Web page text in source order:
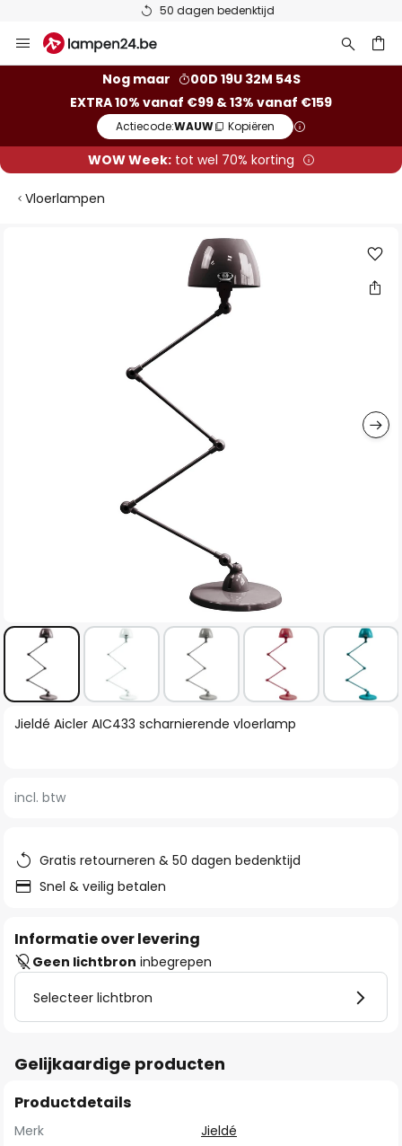
50 dagen bedenktijd
naar
Nog maar
00D 19U 32M 54S
EXTRA 10% vanaf €99 & 13% vanaf €159
Actiecode:WAUW Kopiëren
WOW Week:tot wel 70% korting
Vloerlampen
Ga
van
afbeeldingen-
gallerij
Jieldé Aicler AIC433 scharnierende vloerlamp
incl. btw
Gratis retourneren & 50 dagen bedenktijd
Snel & veilig betalen
Informatie over levering
Geen lichtbron inbegrepen
Selecteer lichtbron
Gelijkaardige producten
Productdetails
Merk
Jieldé